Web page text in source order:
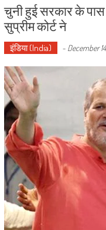
चुनी हुई सरकार के पास
सुप्रीम कोर्ट ने
इंडिया (India) - December